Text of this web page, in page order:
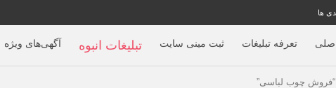
ها
تعرفه تبلیغات ثبت مینی سایت تبلیغات انبوه آگهی‌های ویژه
چوب لباسی”